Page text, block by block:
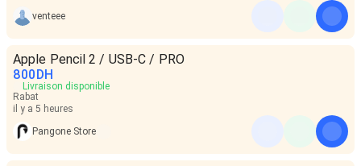
venteee
Apple Pencil 2 / USB-C / PRO
800DH
Livraison disponible
Rabat
il y a 5 heures
Pangone Store